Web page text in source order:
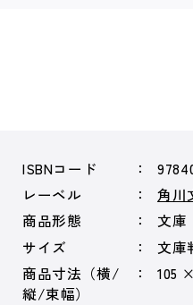
ISBNコード
レーベル
角川
商品形態
文庫
サイズ
文庫
商品寸法（横/
縦/束幅）
105